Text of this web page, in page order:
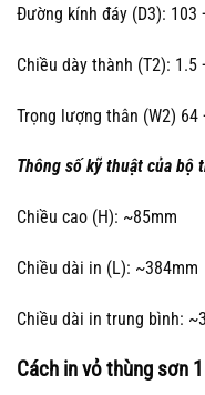
Đường kính đáy (D3): 103
Chiều dày thành (T2): 1.5
Trọng lượng thân (W2) 64
Thông số kỹ thuật của bộ
Chiều cao (H): ~85mm
Chiều dài in (L): ~384mm
Chiều dài in trung bình:
Cách in vỏ thùng sơn